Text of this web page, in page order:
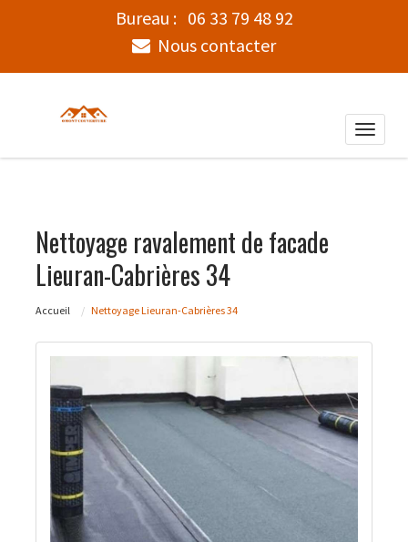
Bureau : 06 33 79 48 92
Nous contacter
Toggle
Nettoyage ravalement de facade
Lieuran-Cabrières 34
Accueil Nettoyage Lieuran-Cabrières 34